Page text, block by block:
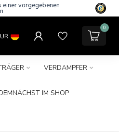
einer vorgegebenen
0
VERDAMPFER
IM SHOP